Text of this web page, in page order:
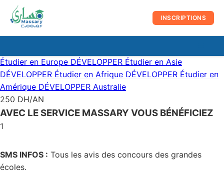
contenu
INSCRIPTIONS
Étudier en Europe DÉVELOPPER Étudier en Asie
DÉVELOPPER Étudier en Afrique DÉVELOPPER Étudier en
Amérique DÉVELOPPER Australie
250 DH/AN
AVEC LE SERVICE MASSARY VOUS BÉNÉFICIEZ
1
SMS INFOS : Tous les avis des concours des grandes
écoles.